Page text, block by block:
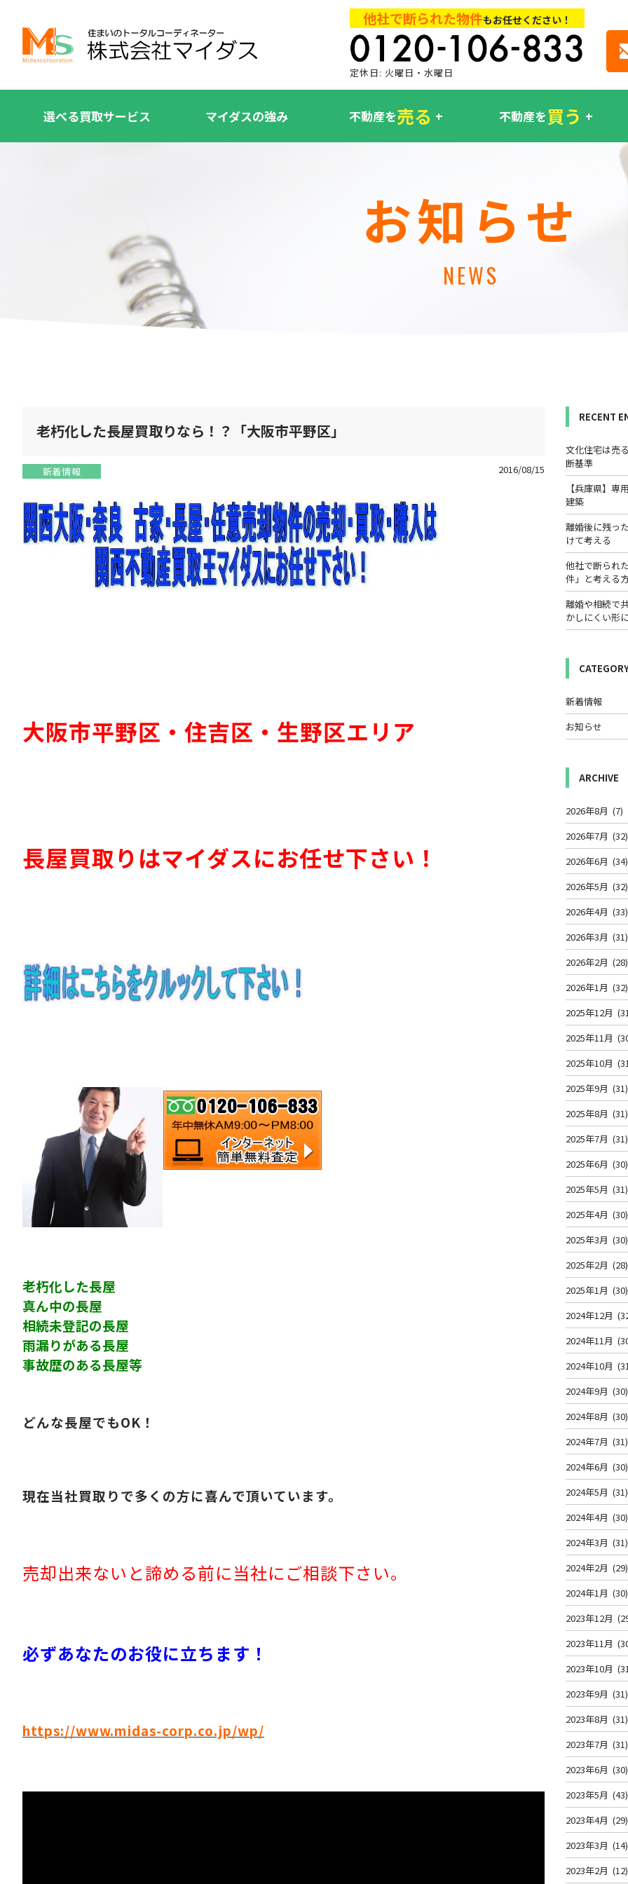
他社で断られた物件もお任せください！
定休日: 火曜日・水曜日
選べる買取サービス マイダスの強み 不動産を売る 不動産を買う
お知らせ
NEWS
老朽化した長屋買取りなら！？「大阪市平野区」
新着情報 2016/08/15
大阪市平野区・住吉区・生野区エリア
長屋買取りはマイダスにお任せ下さい！
老朽化した長屋
真ん中の長屋
相続未登記の長屋
雨漏りがある長屋
事故歴のある長屋等
どんな長屋でもOK！
現在当社買取りで多くの方に喜んで頂いています。
売却出来ないと諦める前に当社にご相談下さい。
必ずあなたのお役に立ちます！
https://www.midas-corp.co.jp/wp/
RECENT
文化住宅は売
断基準
【兵庫県】
建築
離婚後に残っ
けて考える
他社で断られ
件」と考える
離婚や相続で
かしにくい形
新着情報
お知らせ
ARCHIVE
2026年8月 (7)
2026年7月 (32)
2026年6月 (34)
2026年5月 (32)
2026年4月 (33)
2026年3月 (31)
2026年2月 (28)
2026年1月 (32)
2025年12月
2025年11月
2025年10月
2025年9月 (31)
2025年8月 (31)
2025年7月 (31)
2025年6月 (30)
2025年5月 (31)
2025年4月 (30)
2025年3月 (30)
2025年2月 (28)
2025年1月 (30)
2024年12月
2024年11月
2024年10月
2024年9月 (30)
2024年8月 (30)
2024年7月 (31)
2024年6月 (30)
2024年5月 (31)
2024年4月 (30)
2024年3月 (31)
2024年2月 (29)
2024年1月 (30)
2023年12月
2023年11月
2023年10月
2023年9月 (31)
2023年8月 (31)
2023年7月 (31)
2023年6月 (30)
2023年5月 (43)
2023年4月 (29)
2023年3月 (14)
2023年2月 (12)